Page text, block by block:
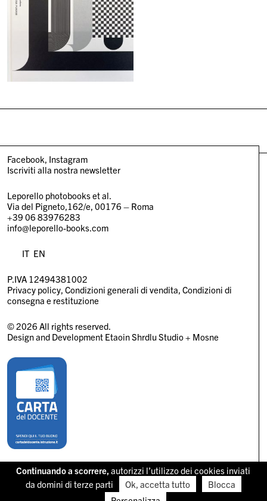
Facebook Instagram
Iscriviti alla nostra newsletter
Leporello photobooks et al.
Via del Pigneto,162/e, 00176 – Roma
+39 06 83976283
info@leporello-books.com
IT EN
P.IVA 12494381002
Privacy policy Condizioni generali di vendita Condizioni di
consegna e restituzione
© 2026 All rights reserved.
Design and Development Etaoin Shrdlu Studio+ Mosne
Continuando a scorrere, autorizzi l’utilizzo dei cookies inviati
da domini di terze parti
Ok, accetta tutto
Blocca